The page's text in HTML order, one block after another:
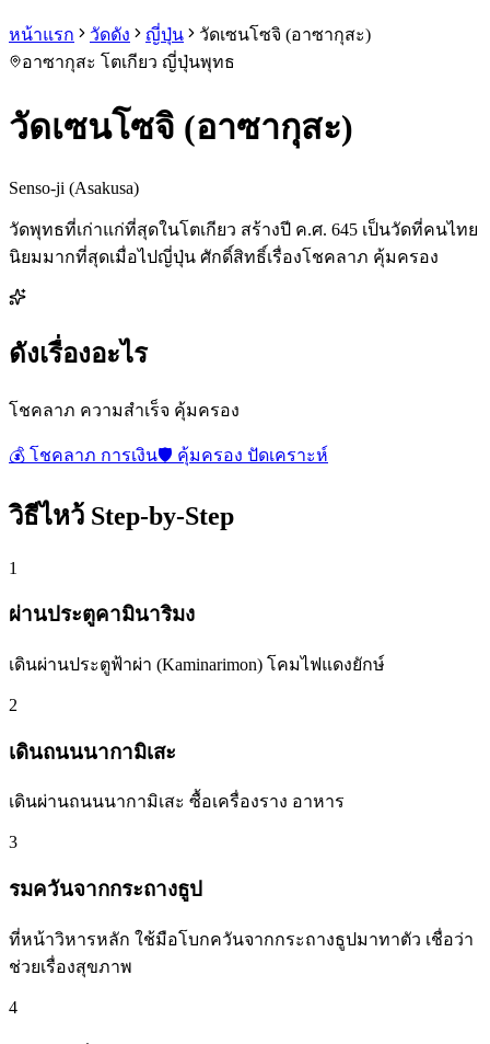
หน้าแรก วัดดัง ญี่ปุ่น
วัดเซนโซจิ (อาซากุสะ)
อาซากุสะ โตเกียว ญี่ปุ่นพุทธ
วัดเซนโซจิ (อาซากุสะ)
Senso-ji (Asakusa)
วัดพุทธที่เก่าแก่ที่สุดในโตเกียว สร้างปี ค.ศ. 645 เป็นวัดที่คนไทย
นิยมมากที่สุดเมื่อไปญี่ปุ่น ศักดิ์สิทธิ์เรื่องโชคลาภ คุ้มครอง
ดังเรื่องอะไร
โชคลาภ ความสำเร็จ คุ้มครอง
💰 โชคลาภ การเงิน🛡️ คุ้มครอง ปัดเคราะห์
วิธีไหว้ Step-by-Step
1
ผ่านประตูคามินาริมง
เดินผ่านประตูฟ้าผ่า (Kaminarimon) โคมไฟแดงยักษ์
2
เดินถนนนากามิเสะ
เดินผ่านถนนนากามิเสะ ซื้อเครื่องราง อาหาร
3
รมควันจากกระถางธูป
ที่หน้าวิหารหลัก ใช้มือโบกควันจากกระถางธูปมาทาตัว เชื่อว่า
ช่วยเรื่องสุขภาพ
4